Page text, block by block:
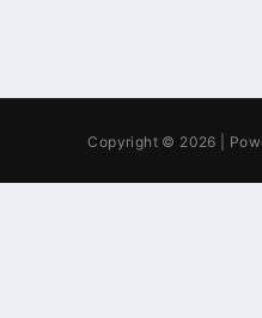
Copyright © 2026 |